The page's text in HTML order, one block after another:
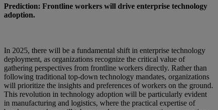
Prediction: Frontline workers will drive enterprise technology
adoption.
In 2025, there will be a fundamental shift in enterprise technology
deployment, as organizations recognize the critical value of
gathering perspectives from frontline workers directly. Rather than
following traditional top-down technology mandates, organizations
will prioritize the insights and preferences of workers on the ground.
This revolution in technology adoption will be particularly evident
in manufacturing and logistics, where the practical expertise of